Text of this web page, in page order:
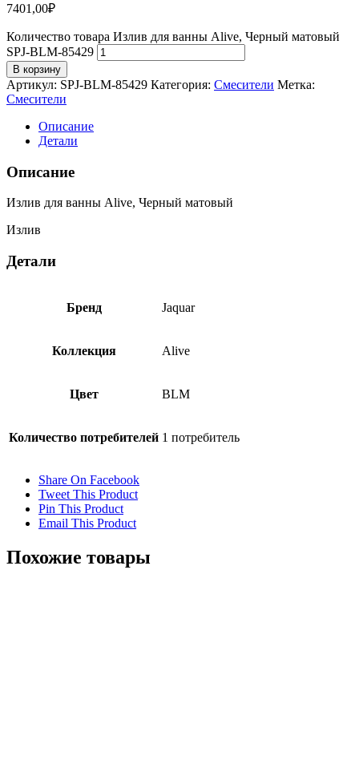
7401,00₽
Количество товара Излив для ванны Alive, Черный матовый
SPJ-BLM-85429
В корзину
Артикул: SPJ-BLM-85429 Категория: Смесители Метка:
Смесители
Описание
Детали
Описание
Излив для ванны Alive, Черный матовый
Излив
Детали
Бренд Jaquar
Коллекция Alive
Цвет BLM
Количество потребителей 1 потребитель
Share On Facebook
Tweet This Product
Pin This Product
Email This Product
Похожие товары